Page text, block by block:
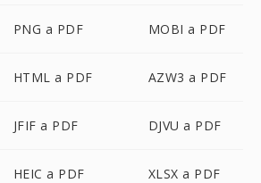
PNG a PDF MOBI a PDF
HTML a PDF AZW3 a PDF
JFIF a PDF DJVU a PDF
HEIC a PDF XLSX a PDF